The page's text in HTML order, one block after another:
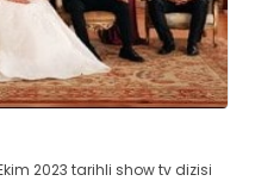
2023 tarihli show tv dizisi